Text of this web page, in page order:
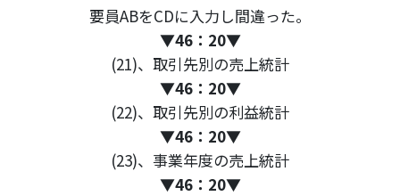
要員ABをCDに入力し間違った。
▼46：20▼
(21)、取引先別の売上統計
▼46：20▼
(22)、取引先別の利益統計
▼46：20▼
(23)、事業年度の売上統計
▼46：20▼